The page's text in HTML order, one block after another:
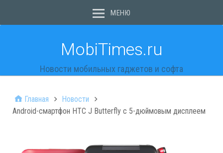
МЕНЮ
MobiTimes.ru
Новости мобильных гаджетов и софта
Главная
Новости
Android-смартфон HTC J Butterfly с 5-дюймовым дисплеем